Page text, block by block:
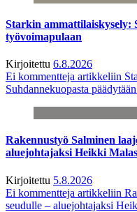
Starkin ammattilaiskysely:
työvoimapulaan
Kirjoitettu 6.8.2026
Ei kommentteja artikkeliin
Suhdannekuopasta
Rakennustyö Salminen
aluejohtajaksi Heikki
Kirjoitettu 5.8.2026
Ei kommentteja artikkeliin
seudulle – aluejohtajaksi